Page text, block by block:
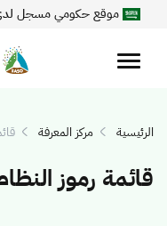
موقع حكومي مسجل لدى
الرئيسية مركز المعرفة
قائمة رموز